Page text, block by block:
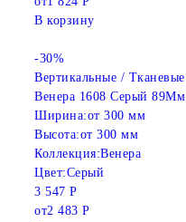
В корзину
-30%
Вертикальные / Тканевые
Венера 1608 Серый 89Мм
Ширина:от 300 мм
Высота:от 300 мм
Коллекция:Венера
Цвет:Серый
3 547 Р
от2 483 Р